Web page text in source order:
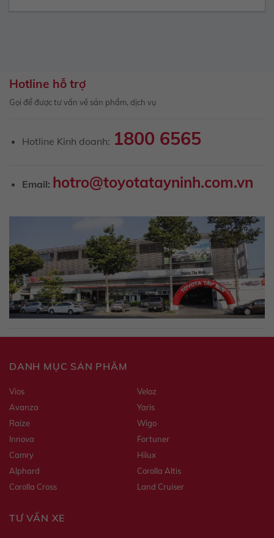
Hotline hỗ trợ
Gọi để được tư vấn về sản phẩm, dịch vụ
Hotline Kinh doanh: 1800 6565
Email: hotro@toyotatayninh.com.vn
DANH MỤC SẢN PHẨM
Vios
Veloz
Avanza
Yaris
Raize
Wigo
Innova
Fortuner
Camry
Hilux
Alphard
Corolla Altis
Corolla Cross
Land Cruiser
TƯ VẤN XE